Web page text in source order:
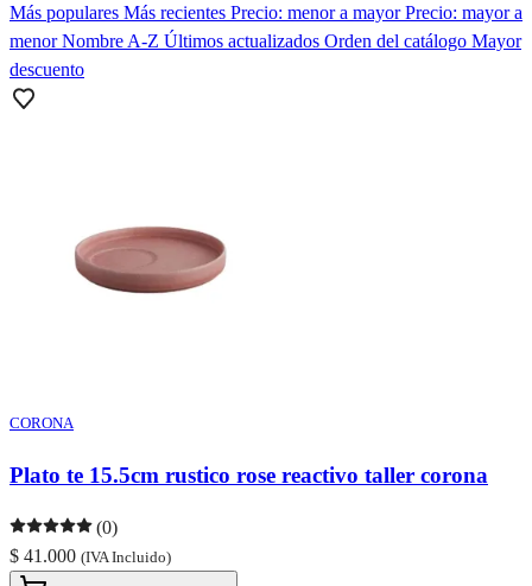
Más populares Más recientes Precio: menor a mayorPrecio: mayor a
menorNombre A-Z Últimos actualizados Orden del catálogo Mayor
descuento
CORONA
Plato te 15.5cm rustico rose reactivo taller corona
(0)
$ 41.000 (IVA Incluido)